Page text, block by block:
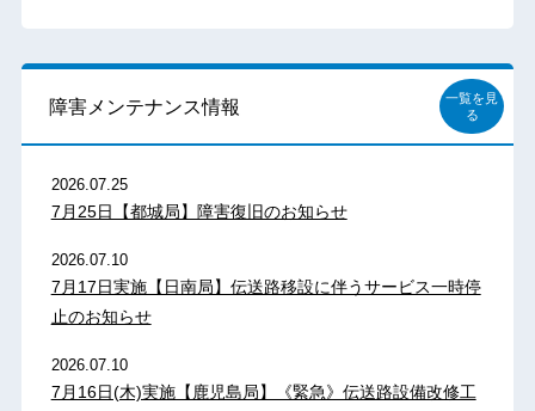
障害メンテナンス情報
一覧を見
る
2026.07.25
7月25日【都城局】障害復旧のお知らせ
2026.07.10
7月17日実施【日南局】伝送路移設に伴うサービス一時停
止のお知らせ
2026.07.10
7月16日(木)実施【鹿児島局】《緊急》伝送路設備改修工